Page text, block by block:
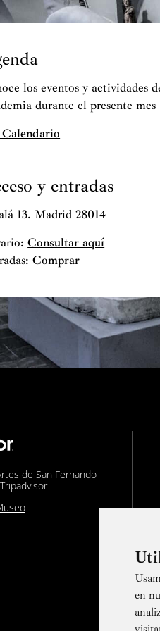
en
los eventos y actividades
durante el presente mes
y entradas
13. Madrid 28014
Consultar aquí
Comprar
de San Fernando